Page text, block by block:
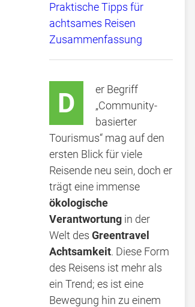
Praktische Tipps für
achtsames Reisen
Zusammenfassung
D
er Begriff
„Community-
basierter
Tourismus“ mag auf den
ersten Blick für viele
Reisende neu sein, doch er
trägt eine immense
ökologische
Verantwortung in der
Welt des Greentravel
Achtsamkeit. Diese Form
des Reisens ist mehr als
ein Trend; es ist eine
Bewegung hin zu einem